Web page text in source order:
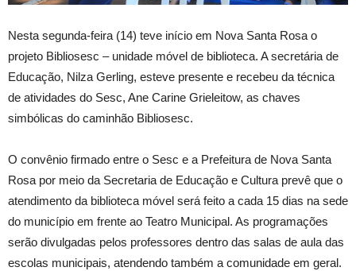
Nesta segunda-feira (14) teve início em Nova Santa Rosa o
projeto Bibliosesc – unidade móvel de biblioteca. A secretária de
Educação, Nilza Gerling, esteve presente e recebeu da técnica
de atividades do Sesc, Ane Carine Grieleitow, as chaves
simbólicas do caminhão Bibliosesc.
O convênio firmado entre o Sesc e a Prefeitura de Nova Santa
Rosa por meio da Secretaria de Educação e Cultura prevê que o
atendimento da biblioteca móvel será feito a cada 15 dias na sede
do município em frente ao Teatro Municipal. As programações
serão divulgadas pelos professores dentro das salas de aula das
escolas municipais, atendendo também a comunidade em geral.